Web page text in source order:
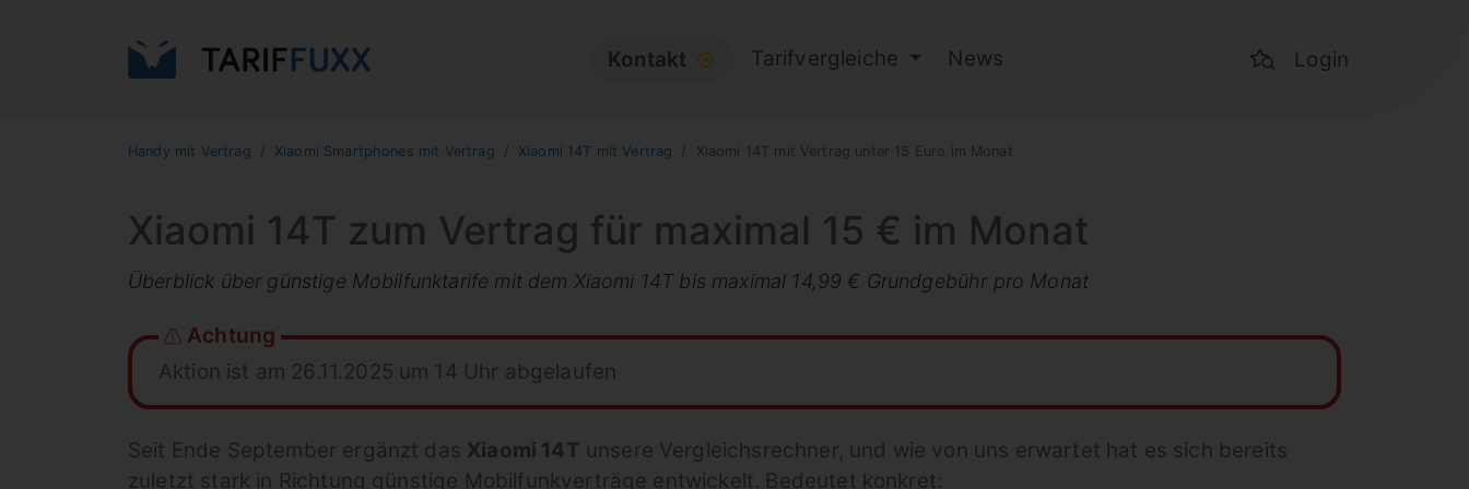
Kontakt ⦿ Tarifvergleiche News Login
Handy mit Vertrag Xiaomi Smartphones mit Vertrag Xiaomi 14T mit Vertrag Xiaomi 14T mit Vertrag unter 15 Euro im Monat
Xiaomi 14T zum Vertrag für maximal 15 € im Monat
Überblick über günstige Mobilfunktarife mit dem Xiaomi 14T bis maximal 14,99 € Grundgebühr pro Monat
Achtung
Aktion ist am 26.11.2025 um 14 Uhr abgelaufen
Seit Ende September ergänzt das Xiaomi 14T unsere Vergleichsrechner, und wie von uns erwartet hat es sich bereits
zuletzt stark in Richtung günstige Mobilfunkverträge entwickelt. Bedeutet konkret: